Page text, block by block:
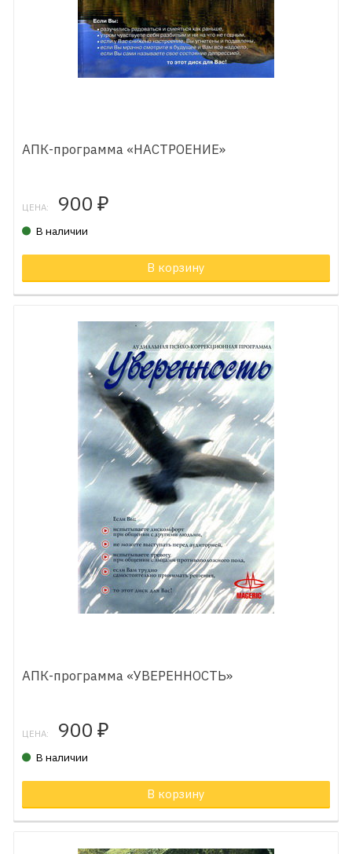
АПК-программа «НАСТРОЕНИЕ»
ЦЕНА: 900 ₽
В наличии
В корзину
АПК-программа «УВЕРЕННОСТЬ»
ЦЕНА: 900 ₽
В наличии
В корзину